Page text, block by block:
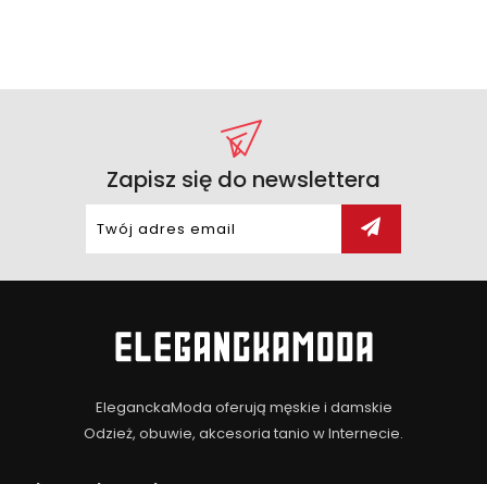
Zapisz się do newslettera
EleganckaModa oferują męskie i damskie
Odzież, obuwie, akcesoria tanio w Internecie.